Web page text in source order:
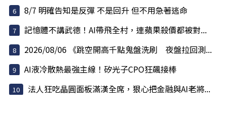
8/7 明確告知是反彈 不是回升 但不用急著逃命
記憶體不講武德！AI帶飛全村，連蘋果殺價都被對...
2026/08/06 《跳空開高千點鬼盤洗刷 夜盤拉回測...
AI液冷散熱最強主線！矽光子CPO狂飆接棒
法人狂吃晶圓面板滿漢全席，狠心把金融與AI老將...